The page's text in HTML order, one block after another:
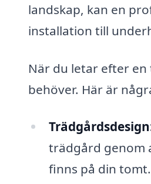
landskap, kan en
installation till
När du letar efter
behöver. Här är
trädgård genom
finns på din tomt.